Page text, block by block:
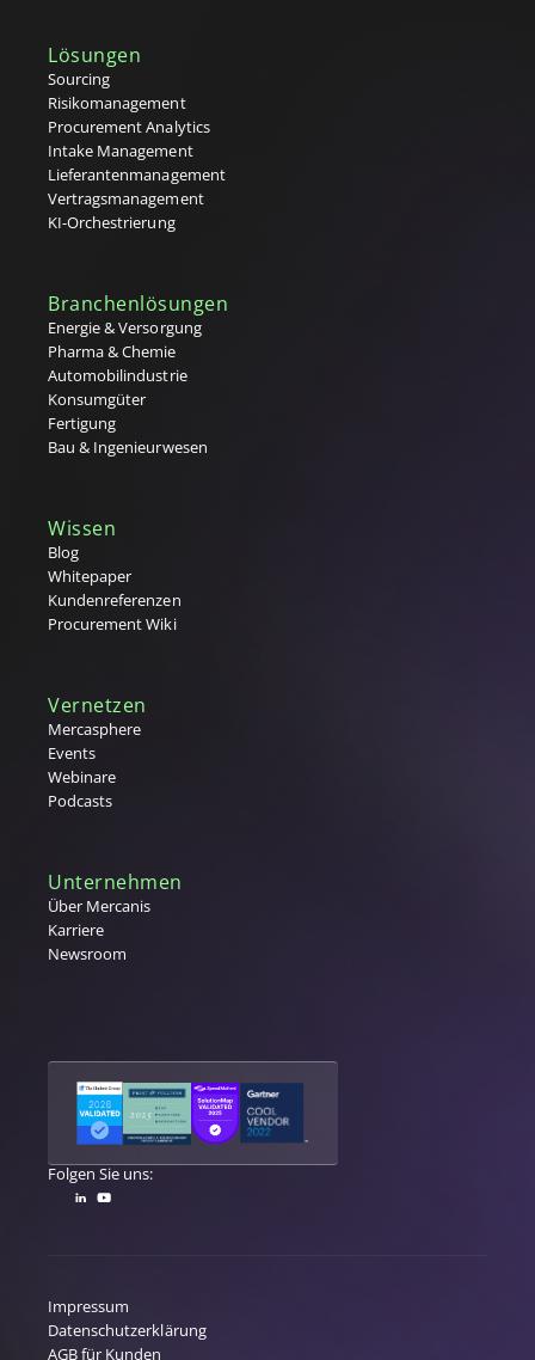
Lösungen
Sourcing
Risikomanagement
Procurement Analytics
Intake Management
Lieferantenmanagement
Vertragsmanagement
KI-Orchestrierung
Branchenlösungen
Energie & Versorgung
Pharma & Chemie
Automobilindustrie
Konsumgüter
Fertigung
Bau & Ingenieurwesen
Wissen
Blog
Whitepaper
Kundenreferenzen
Procurement Wiki
Vernetzen
Mercasphere
Events
Webinare
Podcasts
Unternehmen
Über Mercanis
Karriere
Newsroom
Folgen Sie uns:
Impressum
Datenschutzerklärung
AGB für Kunden